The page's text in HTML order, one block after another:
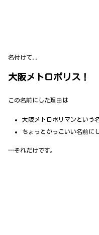
名付けて..
大阪メトロポリス！
この名前にした理由は
大阪メトロポリマンという
ちょっとかっこいい名前に
…それだけです。